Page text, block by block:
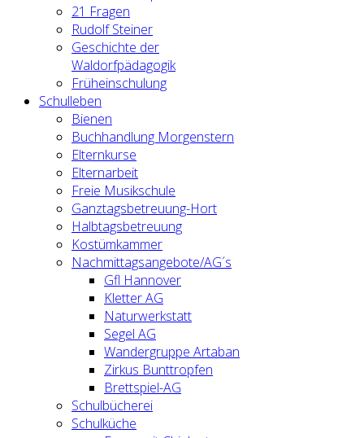
21 Fragen
Rudolf Steiner
Geschichte der
Waldorfpädagogik
Früheinschulung
Schulleben
Bienen
Buchhandlung Morgenstern
Elternkurse
Elternarbeit
Freie Musikschule
Ganztagsbetreuung-Hort
Halbtagsbetreuung
Kostümkammer
Nachmittagsangebote/AG´s
Gfl Hannover
Kletter AG
Naturwerkstatt
Segel AG
Wandergruppe Artaban
Zirkus Bunttropfen
Brettspiel-AG
Schulbücherei
Schulküche